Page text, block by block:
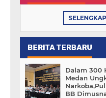
BERITA TERBARU
Dalam 300
Medan
BB